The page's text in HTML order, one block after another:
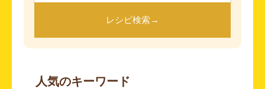
レシピ検索→
人気のキーワード